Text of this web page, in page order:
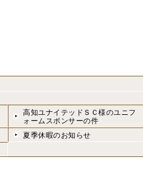
高知ユナイテッドＳＣ様のユニフ
ォームスポンサーの件
夏季休暇のお知らせ